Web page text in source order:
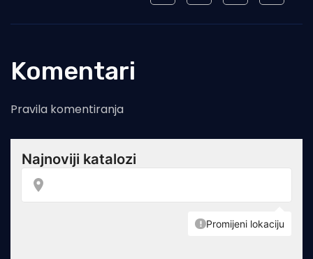
Komentari
Pravila komentiranja